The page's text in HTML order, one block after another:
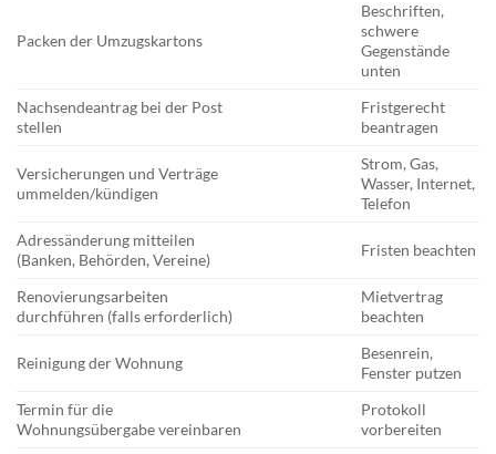
Packen der Umzugskartons
Beschriften,
schwere
Gegenstände
unten
Nachsendeantrag bei der Post
stellen
Fristgerecht
beantragen
Versicherungen und Verträge
ummelden/kündigen
Strom, Gas,
Wasser, Internet,
Telefon
Adressänderung mitteilen
(Banken, Behörden, Vereine)
Fristen beachten
Renovierungsarbeiten
durchführen (falls erforderlich)
Mietvertrag
beachten
Reinigung der Wohnung
Besenrein,
Fenster putzen
Termin für die
Wohnungsübergabe vereinbaren
Protokoll
vorbereiten